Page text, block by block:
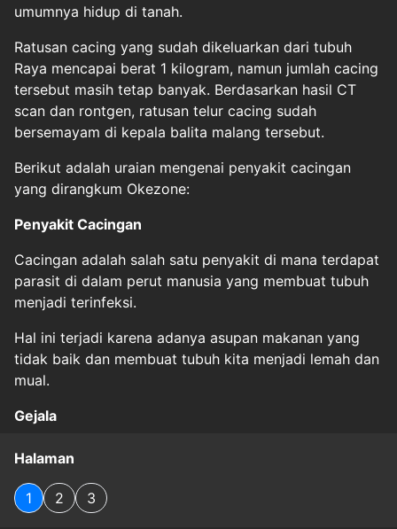
umumnya hidup di tanah.
Ratusan cacing yang sudah dikeluarkan dari tubuh
Raya mencapai berat 1 kilogram, namun jumlah cacing
tersebut masih tetap banyak. Berdasarkan hasil CT
scan dan rontgen, ratusan telur cacing sudah
bersemayam di kepala balita malang tersebut.
Berikut adalah uraian mengenai penyakit cacingan
yang dirangkum Okezone:
Penyakit Cacingan
Cacingan adalah salah satu penyakit di mana terdapat
parasit di dalam perut manusia yang membuat tubuh
menjadi terinfeksi.
Hal ini terjadi karena adanya asupan makanan yang
tidak baik dan membuat tubuh kita menjadi lemah dan
mual.
Gejala
Halaman
1 2 3